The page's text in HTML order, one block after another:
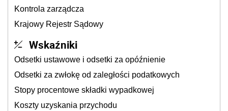
Kontrola zarządcza
Krajowy Rejestr Sądowy
Wskaźniki
Odsetki ustawowe i odsetki za opóźnienie
Odsetki za zwłokę od zaległości podatkowych
Stopy procentowe składki wypadkowej
Koszty uzyskania przychodu